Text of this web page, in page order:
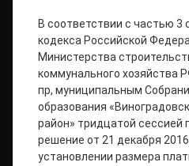
В соответствии с частью
кодекса Российской
Министерства
коммунального хозяйства
пр, муниципальным
образования
район» тридцатой сессией
решение от 21 декабря
установлении размера